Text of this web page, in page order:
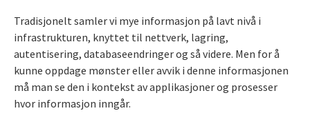
Tradisjonelt samler vi mye informasjon på lavt nivå i
infrastrukturen, knyttet til nettverk, lagring,
autentisering, databaseendringer og så videre. Men for å
kunne oppdage mønster eller avvik i denne informasjonen
må man se den i kontekst av applikasjoner og prosesser
hvor informasjon inngår.